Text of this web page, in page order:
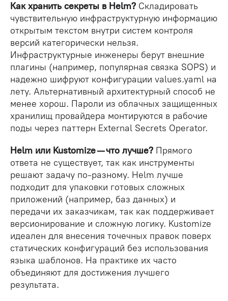
Как хранить секреты в Helm? Складировать
чувствительную инфраструктурную информацию
открытым текстом внутри систем контроля
версий категорически нельзя.
Инфраструктурные инженеры берут внешние
плагины (например, популярная связка SOPS) и
надежно шифруют конфигурации values.yaml на
лету. Альтернативный архитектурный способ не
менее хорош. Пароли из облачных защищенных
хранилищ провайдера монтируются в рабочие
поды через паттерн External Secrets Operator.
Helm или Kustomize — что лучше? Прямого
ответа не существует, так как инструменты
решают задачу по-разному. Helm лучше
подходит для упаковки готовых сложных
приложений (например, баз данных) и
передачи их заказчикам, так как поддерживает
версионирование и сложную логику. Kustomize
идеален для внесения точечных правок поверх
статических конфигураций без использования
языка шаблонов. На практике их часто
объединяют для достижения лучшего
результата.